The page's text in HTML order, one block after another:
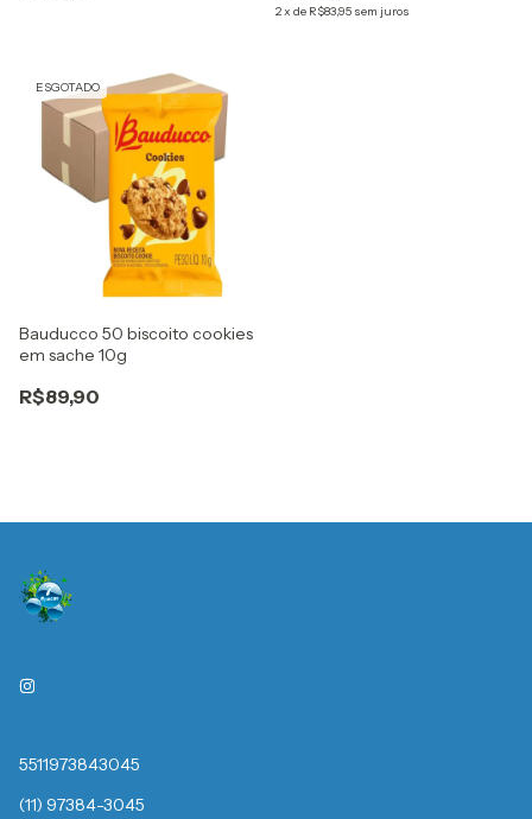
2x de R$83,95 sem juros
ESGOTADO
Bauducco 50 biscoito cookies
em sache 10g
R$89,90
5511973843045
(11) 97384-3045